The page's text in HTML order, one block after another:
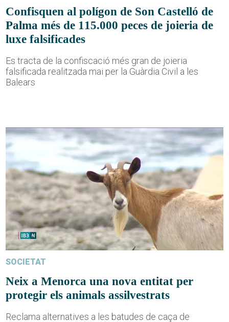
Confisquen al polígon de Son Castelló de
Palma més de 115.000 peces de joieria de
luxe falsificades
Es tracta de la confiscació més gran de joieria
falsificada realitzada mai per la Guàrdia Civil a les
Balears
SOCIETAT
Neix a Menorca una nova entitat per
protegir els animals assilvestrats
Reclama alternatives a les batudes de caça de